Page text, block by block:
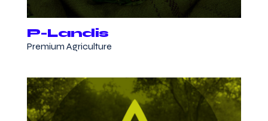
P-Landis
Premium Agriculture